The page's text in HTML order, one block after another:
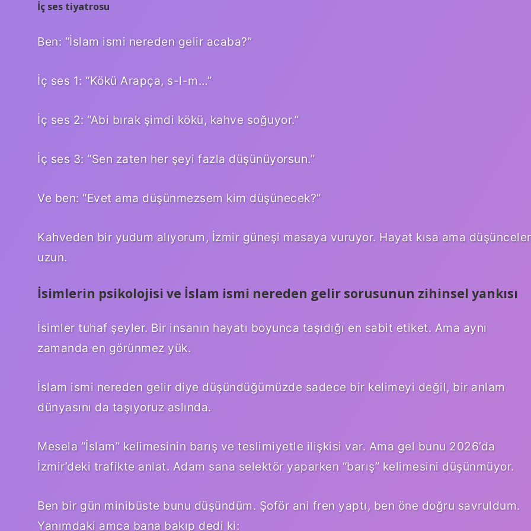
İç ses tiyatrosu
Ben: “İslam ismi nereden gelir acaba?”
İç ses 1: “Kökü Arapça, s-l-m…”
İç ses 2: “Abi bırak şimdi kökü, kahve soğuyor.”
İç ses 3: “Sen zaten her şeyi fazla düşünüyorsun.”
Ve ben: “Evet ama düşünmezsem kim düşünecek?”
Kahveden bir yudum alıyorum, İzmir güneşi masaya vuruyor. Hayat kısa ama düşünceler
uzun.
İsimlerin psikolojisi ve İslam ismi nereden gelir sorusunun zihinsel yankısı
İsimler tuhaf şeyler. Bir insanın hayatı boyunca taşıdığı en sabit etiket. Ama aynı
zamanda en görünmez yük.
İslam ismi nereden gelir diye düşündüğümüzde sadece bir kelimeyi değil, bir anlam
dünyasını da taşıyoruz aslında.
Mesela “İslam” kelimesinin barış ve teslimiyetle ilişkisi var. Ama gel bunu 2026’da
İzmir’deki trafikte anlat. Adam sana selektör yaparken “barış” kelimesini düşünmüyor.
Ben bir gün minibüste bunu düşündüm. Şoför ani fren yaptı, ben öne doğru savruldum.
Yanımdaki amca bana bakıp dedi ki: